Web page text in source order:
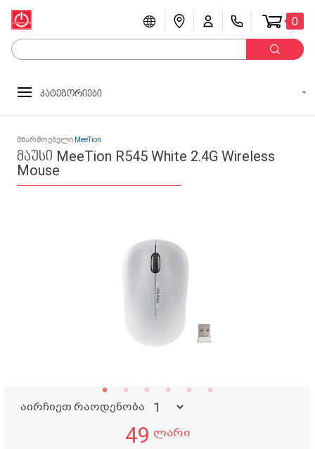
0
კატეგორიები
მწარმოებელი MeeTion
მაუსი MeeTion R545 White 2.4G Wireless
Mouse
აირჩიეთ რაოდენობა
49 ლარი